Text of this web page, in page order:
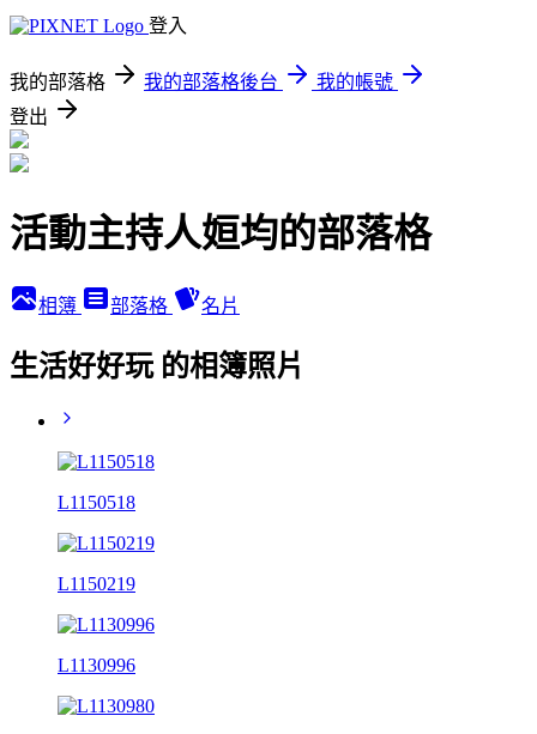
登入
我的部落格 我的部落格後台
我的帳號
登出
活動主持人姮均的部落格
相簿 部落格 名片
生活好好玩 的相簿照片
L1150518
L1150219
L1130996